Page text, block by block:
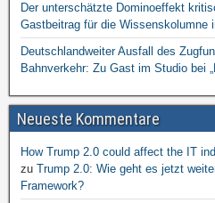
Der unterschätzte Dominoeffekt
Gastbeitrag für die Wissenskolumne
Deutschlandweiter Ausfall des
Bahnverkehr: Zu Gast im Studio bei
Neueste Kommentare
How Trump 2.0 could affect the IT
zu Trump 2.0: Wie geht es jetzt
Framework?